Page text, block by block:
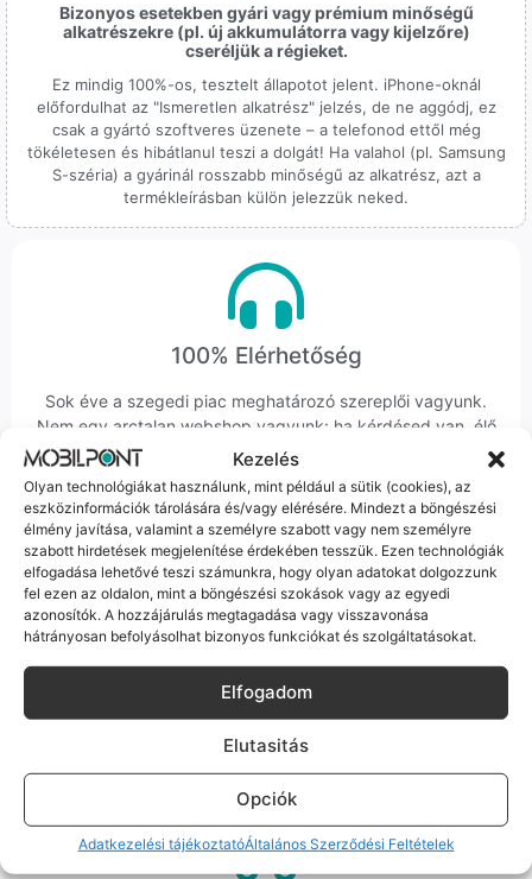
Kezelés
Olyan technológiákat használunk, mint például a sütik (cookies), az
eszközinformációk tárolására és/vagy elérésére. Mindezt a böngészési
élmény javítása, valamint a személyre szabott vagy nem személyre
szabott hirdetések megjelenítése érdekében tesszük. Ezen technológiák
elfogadása lehetővé teszi számunkra, hogy olyan adatokat dolgozzunk
fel ezen az oldalon, mint a böngészési szokások vagy az egyedi
azonosítók. A hozzájárulás megtagadása vagy visszavonása
hátrányosan befolyásolhat bizonyos funkciókat és szolgáltatásokat.
Elfogadom
Elutasitás
Opciók
Adatkezelési tájékoztatóÁltalános Szerződési Feltételek
Bizonyos esetekben gyári vagy prémium minőségű
alkatrészekre (pl. új akkumulátorra vagy kijelzőre)
cseréljük a régieket.
Ez mindig 100%-os, tesztelt állapotot jelent. iPhone-oknál
előfordulhat az "Ismeretlen alkatrész" jelzés, de ne aggódj, ez
csak a gyártó szoftveres üzenete – a telefonod ettől még
tökéletesen és hibátlanul teszi a dolgát! Ha valahol (pl. Samsung
S-széria) a gyárinál rosszabb minőségű az alkatrész, azt a
termékleírásban külön jelezzük neked.
100% Elérhetőség
Sok éve a szegedi piac meghatározó szereplői vagyunk.
Nem egy arctalan webshop vagyunk: ha kérdésed van, élő
ember veszi fel a telefont, és személyesen is megtalálsz
minket Szegeden.
Korrekt Ügyintézés
Ha ritkán előfordul egy hiba, nem kifogásokat keresünk,
veszik az ügyedet.